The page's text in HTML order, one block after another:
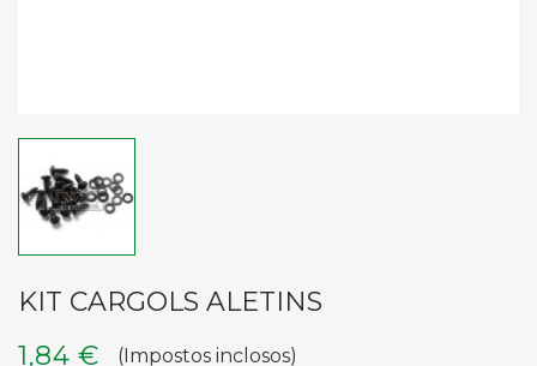
KIT CARGOLS ALETINS
1,84 €
(Impostos inclosos)